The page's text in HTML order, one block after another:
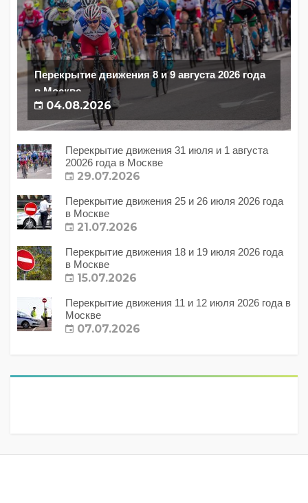
Перекрытие движения 8 и 9 августа 2026 года
в Москве
04.08.2026
Перекрытие движения 31 июля и 1 августа
20026 года в Москве
29.07.2026
Перекрытие движения 25 и 26 июля 2026 года
в Москве
21.07.2026
Перекрытие движения 18 и 19 июля 2026 года
в Москве
15.07.2026
Перекрытие движения 11 и 12 июля 2026 года в
Москве
07.07.2026